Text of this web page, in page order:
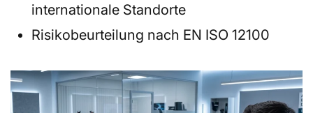
internationale Standorte
Risikobeurteilung nach EN ISO 12100